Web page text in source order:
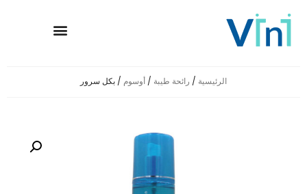
الرئيسية / رائحة طيبة / أوسوم / بكل سرور